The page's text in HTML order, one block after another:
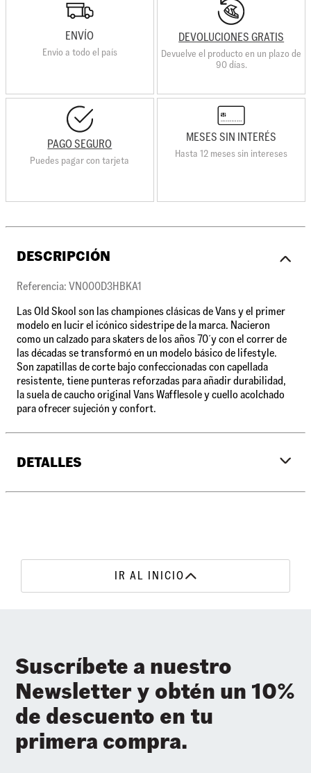
ENVÍO
Envio a todo el país
DEVOLUCIONES GRATIS
Devuelve el producto en un plazo de
90 días.
PAGO SEGURO
Puedes pagar con tarjeta
MESES SIN INTERÉS
Hasta 12 meses sin intereses
DESCRIPCIÓN
Referencia: VN000D3HBKA1
Las Old Skool son las championes clásicas de Vans y el primer
modelo en lucir el icónico sidestripe de la marca. Nacieron
como un calzado para skaters de los años 70´y con el correr de
las décadas se transformó en un modelo básico de lifestyle.
Son zapatillas de corte bajo confeccionadas con capellada
resistente, tiene punteras reforzadas para añadir durabilidad,
la suela de caucho original Vans Wafflesole y cuello acolchado
para ofrecer sujeción y confort.
DETALLES
comodidad.
Detalle de costuras en los paneles laterales.
•Inconfundible suela waffle de caucho.
IR AL INICIO
Suscríbete a nuestro
Newsletter y obtén un 10%
de descuento en tu
primera compra.